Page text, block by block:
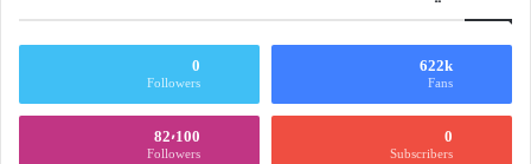
622k
Fans
0
Followers
0
Subscribers
82٬100
Followers